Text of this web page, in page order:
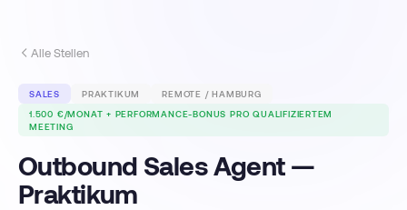
Alle Stellen
SALES PRAKTIKUM
REMOTE / HAMBURG
1.500 €/MONAT + PERFORMANCE-BONUS PRO QUALIFIZIERTEM
MEETING
Outbound Sales Agent —
Praktikum